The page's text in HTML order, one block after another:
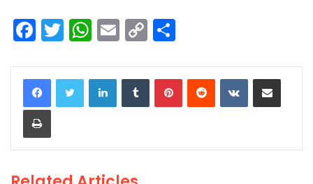
F
a
c
e
b
o
T
w
itt
er
W
h
a
ts
p
E
m
ai
C
o
p
n
ar
LinkedInTumblrPinterestReddit VKontakteShare via Email
Print